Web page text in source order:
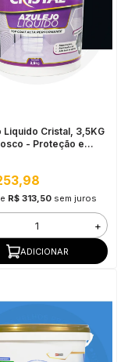
Liquido Cristal, 3,5KG
- Proteção e
R$ 313,50 sem juros
+
ADICIONAR